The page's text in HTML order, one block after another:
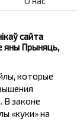
сайта
яны Прыняць,
которые
В законе
«куки» на